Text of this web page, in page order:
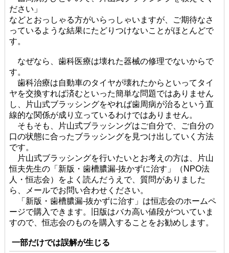
ださい」
などとおっしゃる方がいらっしゃいますが、ご期待なさ
っているような結果にたどりつけないことがほとんどで
す。
なぜなら、歯科医療は壊れた器械の修理でないからで
す。
歯科治療は自動車のタイヤが壊れたからといってタイ
ヤを交換すれば済むといった簡単な問題ではありません
し、片山式ブラッシングをやれば歯周病が治るという直
線的な関係が成り立っているわけではありません。
そもそも、片山式ブラッシングはご自分で、ご自分の
口の状態に合ったブラッシングを見つけ出していく方法
です。
片山式ブラッシングを行いたいとお考えの方は、片山
恒夫先生の「新版・歯槽膿漏-抜かずに治す」（NPO法
人・恒志会）をよく読んだうえで、質問がありました
ら、メールでお問い合わせください。
「新版・歯槽膿漏-抜かずに治す」は恒志会のホームペ
ージで購入できます。旧版はバカ高い値段がついていま
すので、恒志会のものを購入することをお勧めします。
一部だけでは誤解が生じる